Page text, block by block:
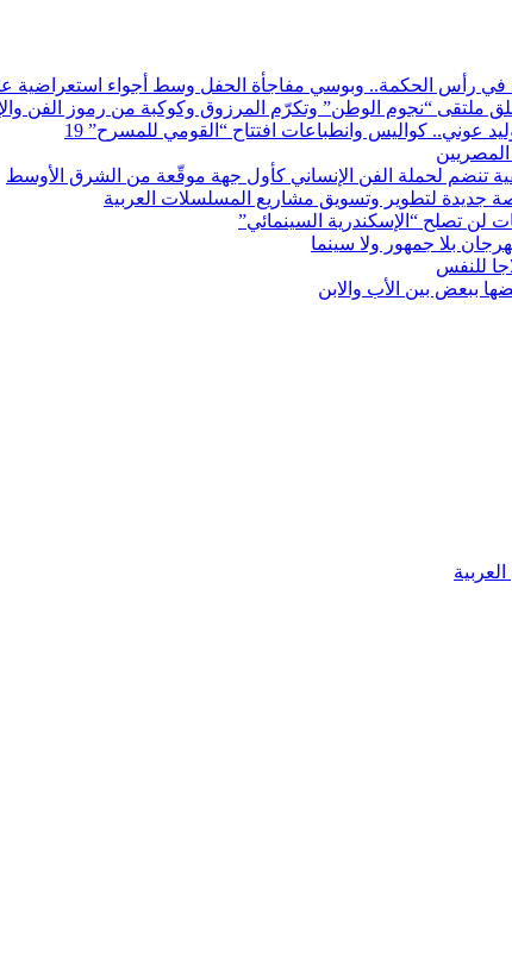
رأس الحكمة.. وبوسي مفاجأة الحفل وسط أجواء استعراضية
تطلق ملتقى “نجوم الوطن” وتكرّم المرزوق وكوكبة من رموز الفن
كواليس وانطباعات افتتاح “القومي للمسرح” 19
تنضم لحملة الفن الإنساني كأول جهة موقّعة من الشرق الأوسط
جديدة لتطوير وتسويق مشاريع المسلسلات العربية
لن تصلح “الإسكندرية السينمائي”
بلا جمهور ولا سينما
ببعض بين الأب والابن